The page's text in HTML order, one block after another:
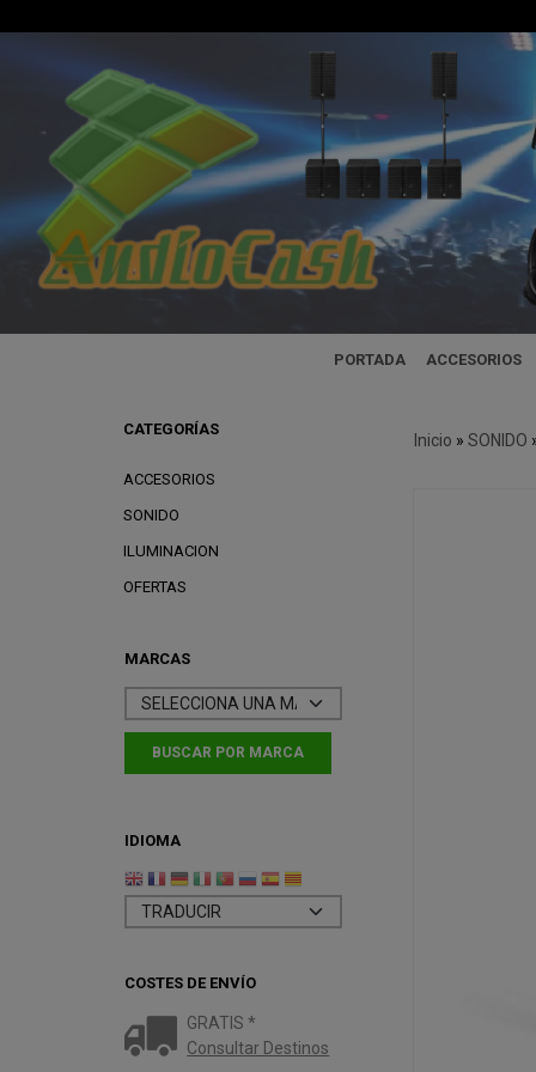
PORTADA ACCESORIOS
CATEGORÍAS
ACCESORIOS
SONIDO
ILUMINACION
OFERTAS
MARCAS
IDIOMA
COSTES DE ENVÍO
GRATIS *
Consultar Destinos
Inicio » SONIDO